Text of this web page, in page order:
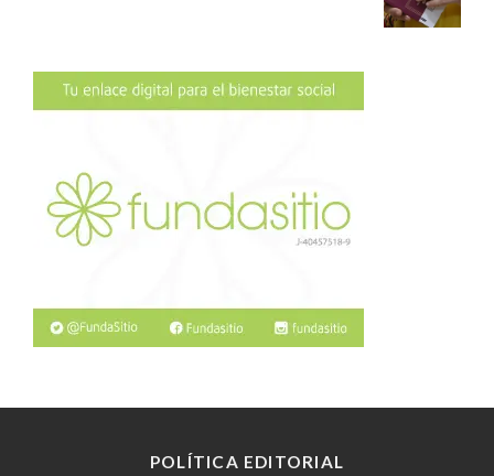
POLÍTICA EDITORIAL